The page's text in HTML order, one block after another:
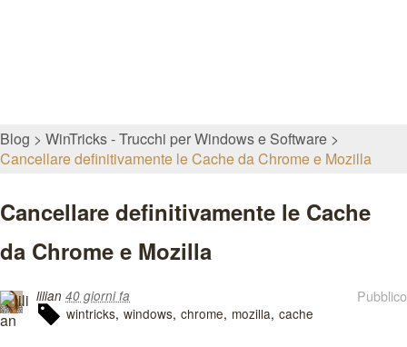
Blog
WinTricks - Trucchi per Windows e Software
Cancellare definitivamente le Cache da Chrome e Mozilla
Cancellare definitivamente le Cache
da Chrome e Mozilla
Pubblico
lilian 40 giorni fa
wintricks windows chrome mozilla cache